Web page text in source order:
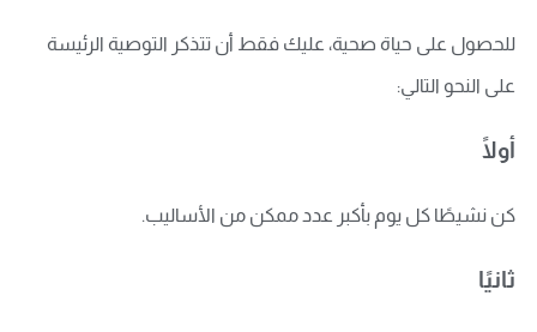
للحصول على حياة صحية، عليك فقط أن تتذكر التوصية الرئيسة
على النحو التالي:
أولًا
كن نشيطًا كل يوم بأكبر عدد ممكن من الأساليب.
ثانيًا